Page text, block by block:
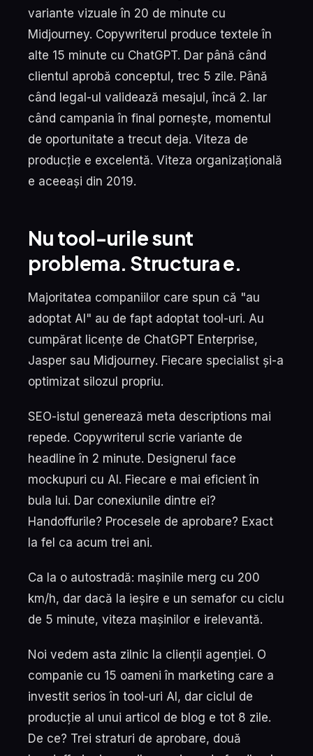
variante vizuale în 20 de minute cu
Midjourney. Copywriterul produce textele în
alte 15 minute cu ChatGPT. Dar până când
clientul aprobă conceptul, trec 5 zile. Până
când legal-ul validează mesajul, încă 2. Iar
când campania în final pornește, momentul
de oportunitate a trecut deja. Viteza de
producție e excelentă. Viteza organizațională
e aceeași din 2019.
Nu tool-urile sunt
problema. Structura e.
Majoritatea companiilor care spun că "au
adoptat AI" au de fapt adoptat tool-uri. Au
cumpărat licențe de ChatGPT Enterprise,
Jasper sau Midjourney. Fiecare specialist și-a
optimizat silozul propriu.
SEO-istul generează meta descriptions mai
repede. Copywriterul scrie variante de
headline în 2 minute. Designerul face
mockupuri cu AI. Fiecare e mai eficient în
bula lui. Dar conexiunile dintre ei?
Handoffurile? Procesele de aprobare? Exact
la fel ca acum trei ani.
Ca la o autostradă: mașinile merg cu 200
km/h, dar dacă la ieșire e un semafor cu ciclu
de 5 minute, viteza mașinilor e irelevantă.
Noi vedem asta zilnic la clienții agenției. O
companie cu 15 oameni în marketing care a
investit serios în tool-uri AI, dar ciclul de
producție al unui articol de blog e tot 8 zile.
De ce? Trei straturi de aprobare, două